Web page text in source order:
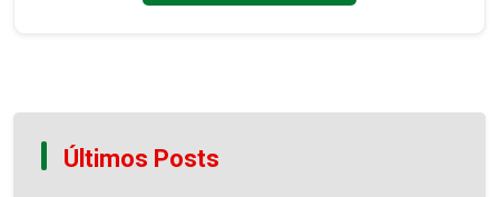
Últimos Posts